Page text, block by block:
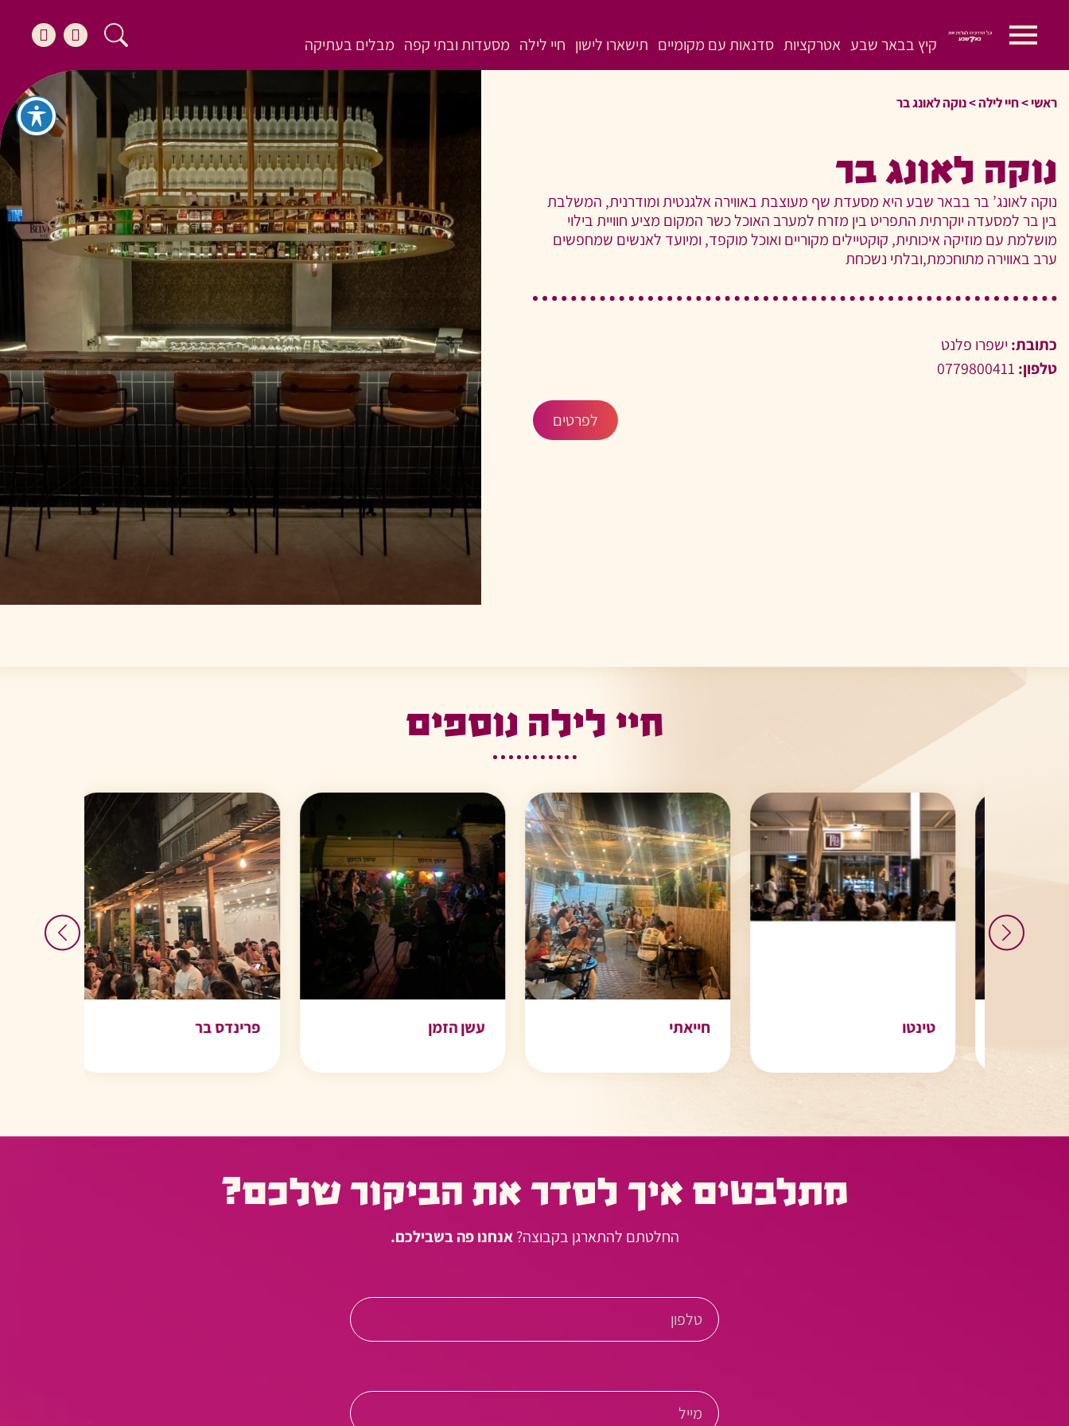
קיץ בבאר שבע אטרקציות סדנאות עם מקומיים תישארו לישון חיי לילה מסעדות ובתי קפה מבלים בעתיקה
ראשי>
>נוקה לאונג בר
נוקה לאונג בר
נוקה לאונג’ בר בבאר שבע היא מסעדת שף מעוצבת באווירה אלגנטית ומודרנית, המשלבת
בין בר למסעדה יוקרתית התפריט בין מזרח למערב האוכל כשר המקום מציע חוויית בילוי
מושלמת עם מוזיקה איכותית, קוקטיילים מקוריים ואוכל מוקפד, ומיועד לאנשים שמחפשים
ערב באווירה מתוחכמת,ובלתי נשכחת
כתובת: ישפרו פלנט
טלפון:
לפרטים
חיי לילה נוספים
טינטו חייאתי עשן הזמן פרינדס בר
מתלבטים איך לסדר את הביקור שלכם?
החלטתם להתארגן בקבוצה?אנחנו פה בשבילכם.